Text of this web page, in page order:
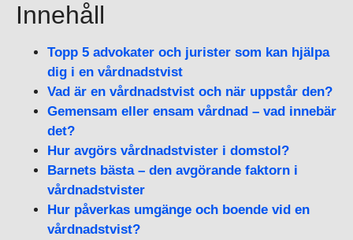
Innehåll
Topp 5 advokater och jurister som kan hjälpa
dig i en vårdnadstvist
Vad är en vårdnadstvist och när uppstår den?
Gemensam eller ensam vårdnad – vad innebär
det?
Hur avgörs vårdnadstvister i domstol?
Barnets bästa – den avgörande faktorn i
vårdnadstvister
Hur påverkas umgänge och boende vid en
vårdnadstvist?